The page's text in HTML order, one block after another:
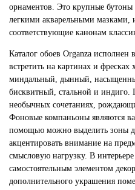
орнаментов. Это крупные
легкими акварельными мазками,
соответствующие канонам
Каталог обоев Organza исполнен
встретить на картинах и
миндальный, дынный,
бисквитный, стальной и индиго.
необычных сочетаниях,
Фоновые компаньоны являются
помощью можно выделить зоны
акцентировать внимание на
смысловую нагрузку. В
самостоятельным элементом
дополнительного украшения